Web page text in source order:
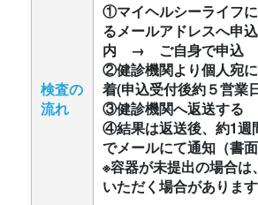
検査の
流れ
①マイヘルシーライフ
るメールアドレスへ申
内 → ご自身で申込
②健診機関より個人宛
着(申込受付後約５営業
③健診機関へ返送する
④結果は返送後、約1週
でメールにて通知（書面
※容器が未提出の場合は
いただく場合があります